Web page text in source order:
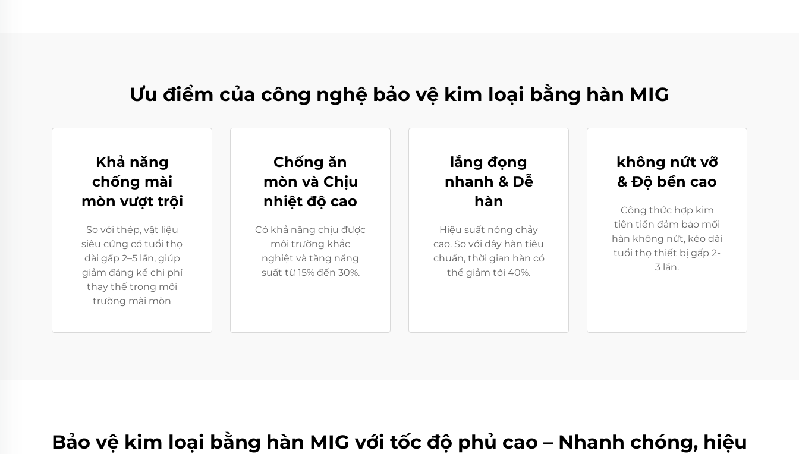
Ưu điểm của công nghệ bảo vệ kim loại bằng hàn MIG
Khả năng
chống mài
mòn vượt trội
So với thép, vật liệu
siêu cứng có tuổi thọ
dài gấp 2–5 lần, giúp
giảm đáng kể chi phí
thay thế trong môi
trường mài mòn
Chống ăn
mòn và Chịu
nhiệt độ cao
Có khả năng chịu được
môi trường khắc
nghiệt và tăng năng
suất từ 15% đến 30%.
lắng đọng
nhanh & Dễ
hàn
Hiệu suất nóng chảy
cao. So với dây hàn tiêu
chuẩn, thời gian hàn có
thể giảm tới 40%.
không nứt vỡ
& Độ bền cao
Công thức hợp kim
tiên tiến đảm bảo mối
hàn không nứt, kéo dài
tuổi thọ thiết bị gấp 2-
3 lần.
Bảo vệ kim loại bằng hàn MIG với tốc độ phủ cao – Nhanh chóng, hiệu